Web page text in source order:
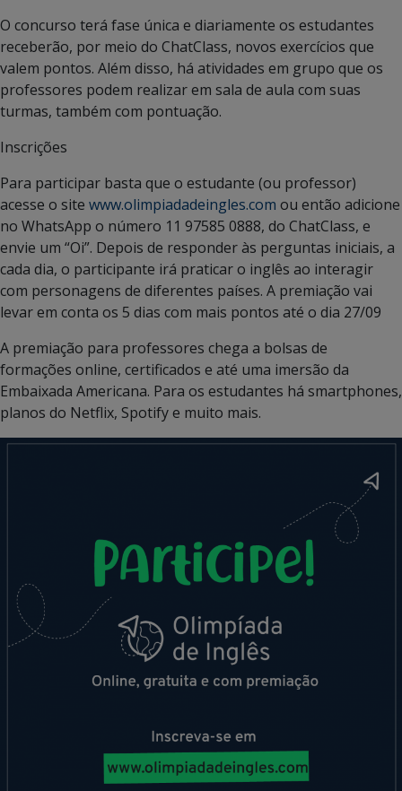
O concurso terá fase única e diariamente os estudantes
receberão, por meio do ChatClass, novos exercícios que
valem pontos. Além disso, há atividades em grupo que os
professores podem realizar em sala de aula com suas
turmas, também com pontuação.
Inscrições​
Para participar basta que o estudante (ou professor)
acesse o site www.olimpiadadeingles.com ou então adicione
no WhatsApp o número 11 97585 0888, do ChatClass, e
envie um “Oi”. Depois de responder às perguntas iniciais, a
cada dia, o participante irá praticar o inglês ao interagir
com personagens de diferentes países. A premiação vai
levar em conta os 5 dias com mais pontos até o dia 27/09
A premiação para professores chega a bolsas de
formações online, certificados e até uma imersão da
Embaixada Americana. Para os estudantes há smartphones,
planos do Netflix, Spotify e muito mais.